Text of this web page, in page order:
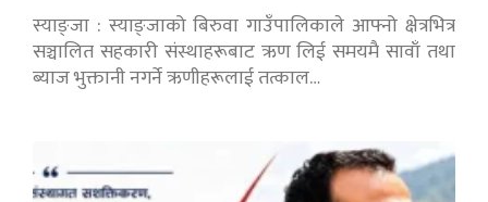
स्याङ्जा : स्याङ्जाको बिरुवा गाउँपालिकाले आफ्नो क्षेत्रभित्र
सञ्चालित सहकारी संस्थाहरूबाट ऋण लिई समयमै सावाँ तथा
ब्याज भुक्तानी नगर्ने ऋणीहरूलाई तत्काल…